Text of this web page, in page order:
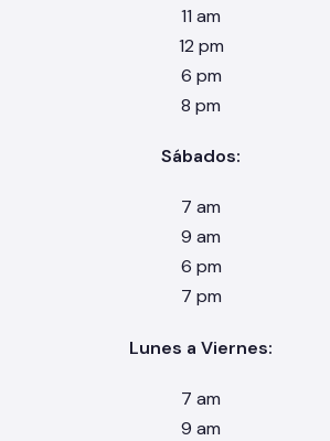
11 am
12 pm
6 pm
8 pm
Sábados:
7 am
9 am
6 pm
7 pm
Lunes a Viernes:
7 am
9 am